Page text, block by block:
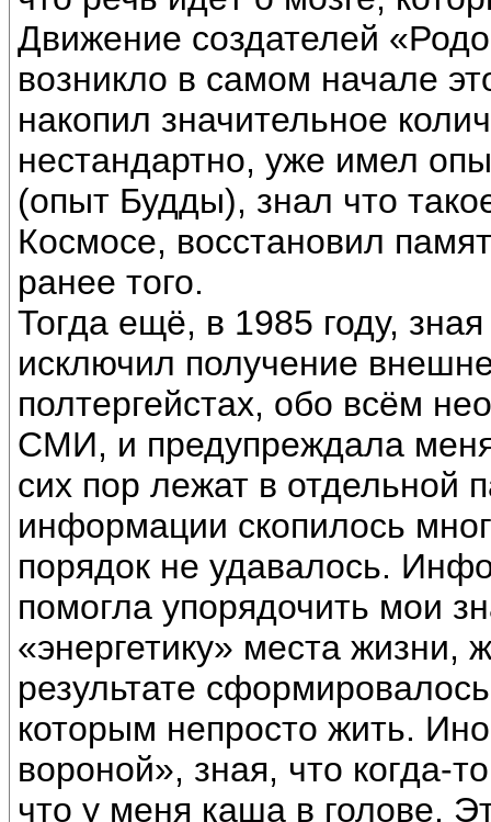
Движение создателей
возникло в самом начале
накопил значительное
нестандартно, уже имел
(опыт Будды), знал что
Космосе, восстановил
ранее того.
Тогда ещё, в 1985 году,
исключил получение
полтергейстах, обо всём
СМИ, и предупреждала меня
сих пор лежат в отдельной
информации скопилось
порядок не удавалось.
помогла упорядочить мои
«энергетику» места жизни,
результате
которым непросто жить.
вороной», зная, что когда-
что у меня каша в голове.